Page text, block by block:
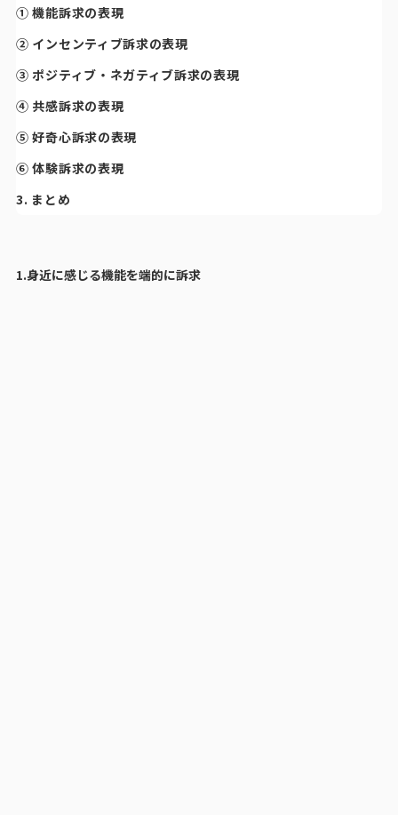
① 機能訴求の表現
② インセンティブ訴求の表現
③ ポジティブ・ネガティブ訴求の表現
④ 共感訴求の表現
⑤ 好奇心訴求の表現
⑥ 体験訴求の表現
3. まとめ
1.身近に感じる機能を端的に訴求